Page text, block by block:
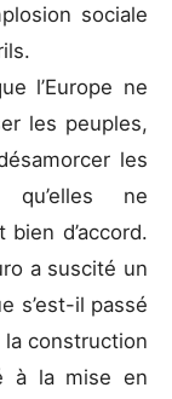
sociale
l’Europe ne
les peuples,
les
qu’elles ne
d’accord.
a suscité un
s’est-il passé
construction
à la mise en